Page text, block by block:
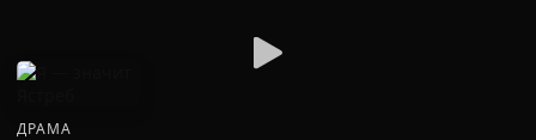
ДРАМА